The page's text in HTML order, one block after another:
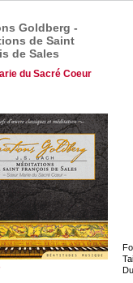
Goldberg -
de Saint
de Sales
du Sacré Coeur